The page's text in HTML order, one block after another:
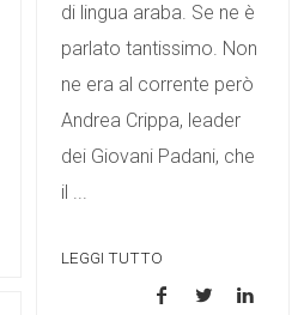
di lingua araba. Se ne è
parlato tantissimo. Non
ne era al corrente però
Andrea Crippa, leader
dei Giovani Padani, che
il ...
LEGGI TUTTO